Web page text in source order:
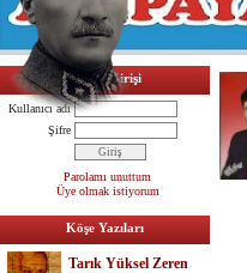
Üyelik Girişi
Kullanıcı adı
Şifre
Parolamı unuttum
Üye olmak istiyorum
Köşe Yazıları
Tarık Yüksel Zeren